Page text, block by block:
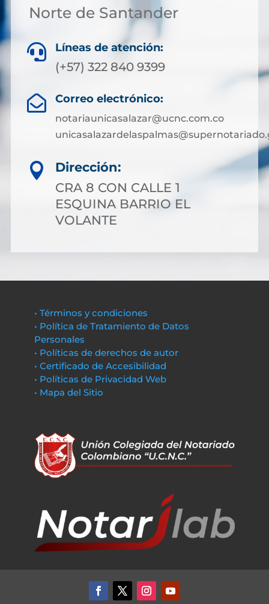
Norte de Santander
 Líneas de atención:
(+57) 322 840 9399
 Correo electrónico:
notariaunicasalazar@ucnc.com.co

Dirección:
CRA 8 CON CALLE 1
ESQUINA BARRIO EL
VOLANTE
• Términos y condiciones
• Política de Tratamiento de Datos
Personales
• Políticas de derechos de autor
• Certificado de Accesibilidad
• Políticas de Privacidad Web
• Mapa del Sitio